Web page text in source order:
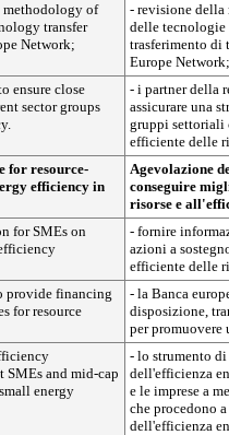
of
transfer
Network;
- revisione
delle tecnologie
trasferimento di
Europe Network;
ensure close
sector groups
- i partner della
assicurare una
gruppi settoriali
efficiente delle
for resource-
efficiency in
Agevolazione
conseguire
risorse e
for SMEs on
- fornire
azioni a
efficiente delle
provide financing
for resource
- la Banca
disposizione,
per promuovere
SMEs and mid-cap
energy
- lo strumento
dell'efficienza
e le imprese a
che procedono
dell'efficienza